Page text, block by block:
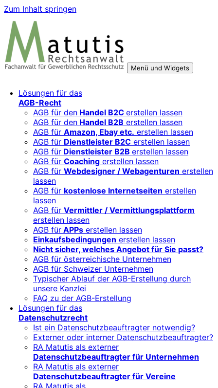
Zum Inhalt springen
wachsen mit starken AGB, Datenschutz und
Markenschutz
Aktivitäten, Plattformen und Innovationen rechtssicher
entwickeln und skalieren wollen.
Menü und Widgets
Lösungen für das
AGB-Recht
AGB für den Handel B2C erstellen lassen
AGB für den Handel B2B erstellen lassen
AGB für Amazon, Ebay etc. erstellen lassen
AGB für Dienstleister B2C erstellen lassen
AGB für Dienstleister B2B erstellen lassen
AGB für Coaching erstellen lassen
AGB für Webdesigner / Webagenturen erstellen
lassen
AGB für kostenlose Internetseiten erstellen
lassen
AGB für Vermittler / Vermittlungsplattform
erstellen lassen
AGB für APPs erstellen lassen
Einkaufsbedingungen erstellen lassen
Nicht sicher, welches Angebot für Sie passt?
AGB für österreichische Unternehmen
AGB für Schweizer Unternehmen
Typischer Ablauf der AGB-Erstellung durch
unsere Kanzlei
FAQ zu der AGB-Erstellung
Lösungen für das
Datenschutzrecht
Ist ein Datenschutzbeauftragter notwendig?
Externer oder interner Datenschutzbeauftragter?
RA Matutis als externer
Datenschutzbeauftragter für Unternehmen
RA Matutis als externer
Datenschutzbeauftragter für Vereine
RA Matutis als